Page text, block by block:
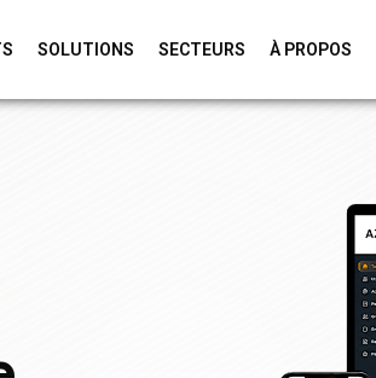
SOLUTIONS SECTEURS À PROPOS